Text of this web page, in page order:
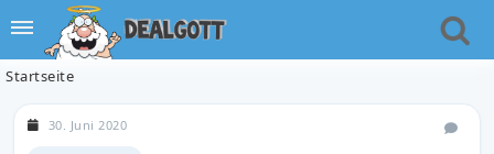
Startseite
30. Juni 2020